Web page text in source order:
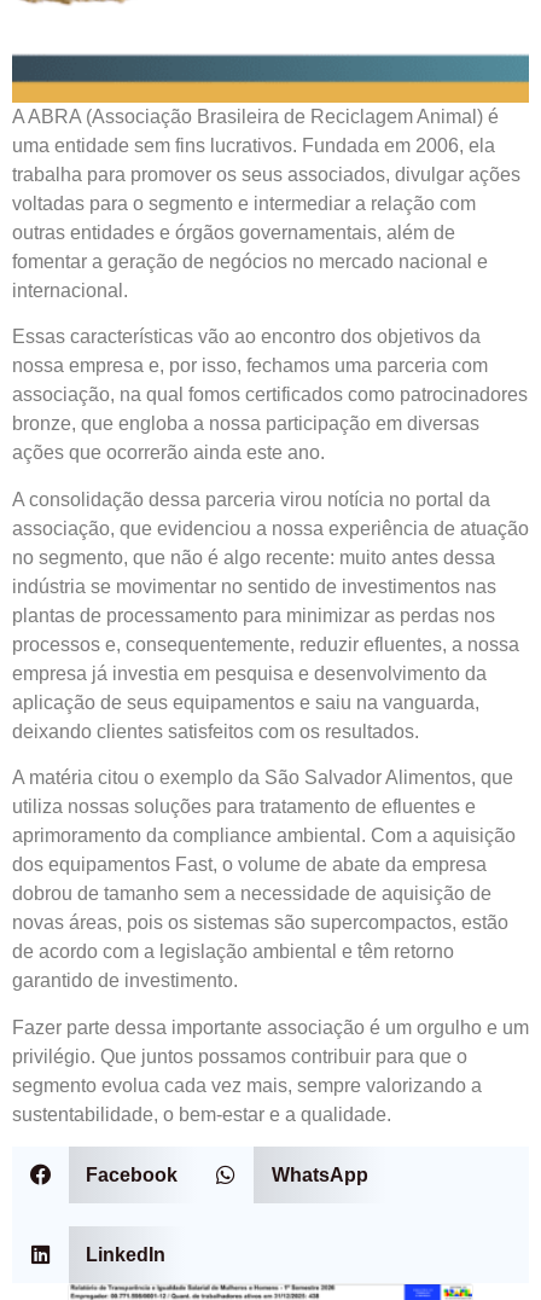
A ABRA (Associação Brasileira de Reciclagem Animal) é
uma entidade sem fins lucrativos. Fundada em 2006, ela
trabalha para promover os seus associados, divulgar ações
voltadas para o segmento e intermediar a relação com
outras entidades e órgãos governamentais, além de
fomentar a geração de negócios no mercado nacional e
internacional.
Essas características vão ao encontro dos objetivos da
nossa empresa e, por isso, fechamos uma parceria com
associação, na qual fomos certificados como patrocinadores
bronze, que engloba a nossa participação em diversas
ações que ocorrerão ainda este ano.
A consolidação dessa parceria virou notícia no portal da
associação, que evidenciou a nossa experiência de atuação
no segmento, que não é algo recente: muito antes dessa
indústria se movimentar no sentido de investimentos nas
plantas de processamento para minimizar as perdas nos
processos e, consequentemente, reduzir efluentes, a nossa
empresa já investia em pesquisa e desenvolvimento da
aplicação de seus equipamentos e saiu na vanguarda,
deixando clientes satisfeitos com os resultados.
A matéria citou o exemplo da São Salvador Alimentos, que
utiliza nossas soluções para tratamento de efluentes e
aprimoramento da compliance ambiental. Com a aquisição
dos equipamentos Fast, o volume de abate da empresa
dobrou de tamanho sem a necessidade de aquisição de
novas áreas, pois os sistemas são supercompactos, estão
de acordo com a legislação ambiental e têm retorno
garantido de investimento.
Fazer parte dessa importante associação é um orgulho e um
privilégio. Que juntos possamos contribuir para que o
segmento evolua cada vez mais, sempre valorizando a
sustentabilidade, o bem-estar e a qualidade.
Facebook WhatsApp
LinkedIn